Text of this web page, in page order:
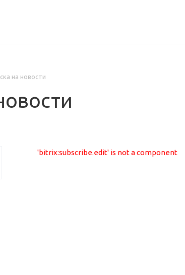
на новости
'bitrix:subscribe.edit' is not a component